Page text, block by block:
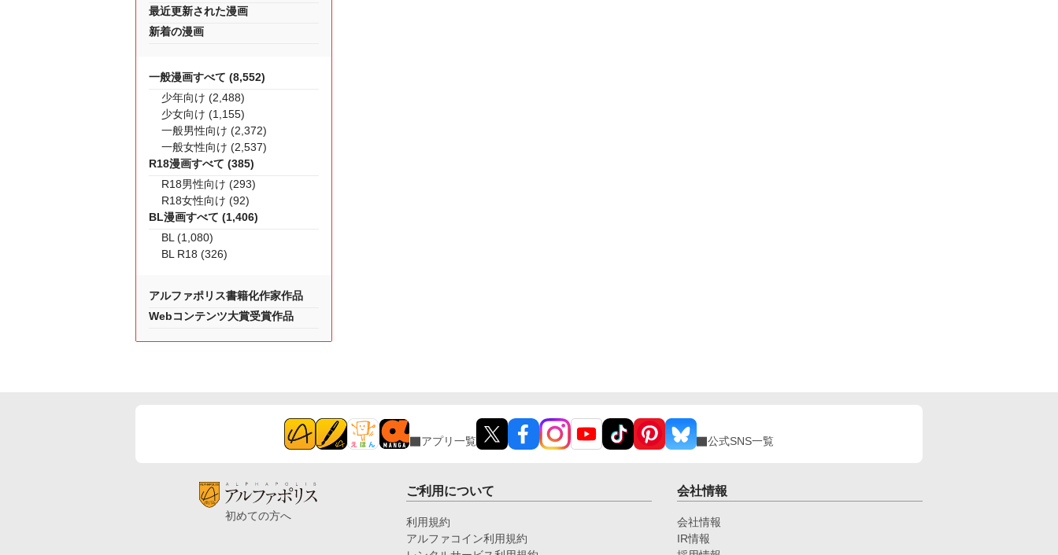
最近更新された漫画
新着の漫画
一般漫画すべて (8,552)
少年向け (2,488)
少女向け (1,155)
一般男性向け (2,372)
一般女性向け (2,537)
R18漫画すべて (385)
R18男性向け (293)
R18女性向け (92)
BL漫画すべて (1,406)
BL (1,080)
BL R18 (326)
アルファポリス書籍化作家作品
Webコンテンツ大賞受賞作品
アプリ一覧 公式SNS一覧
初めての方へ
ご利用について
利用規約
アルファコイン利用規約
会社情報
会社情報
IR情報